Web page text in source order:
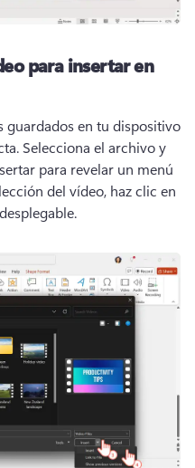
para insertar en
guardados en tu dispositivo
Selecciona el archivo y
para revelar un menú
del vídeo, haz clic en